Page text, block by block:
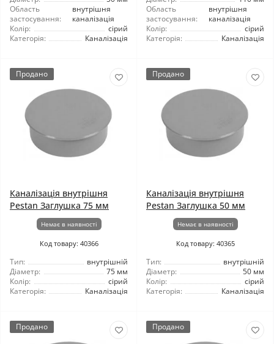
Область
застосування:
внутрішня
каналізація
Колір:
сірий
Категорія:
Каналізація
Область
застосування:
внутрішня
каналізація
Колір:
сірий
Категорія:
Каналізація
Продано
Каналізація внутрішня
Pestan Заглушка 75 мм
Немає в наявності
Код товару: 40366
Тип:
внутрішній
Діаметр:
75 мм
Колір:
сірий
Категорія:
Каналізація
Продано
Каналізація внутрішня
Pestan Заглушка 50 мм
Немає в наявності
Код товару: 40365
Тип:
внутрішній
Діаметр:
50 мм
Колір:
сірий
Категорія:
Каналізація
Продано Продано